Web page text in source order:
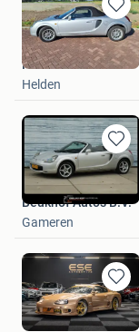
in
Mijn
Haaf
Helden
Bewaren
in
Mijn
Beukhof Auto's B.V.
Gameren
Bewaren
in
Mijn